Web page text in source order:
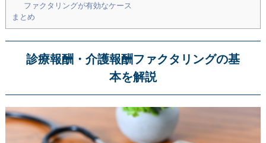
ファクタリングが有効なケース
まとめ
診療報酬・介護報酬ファクタリングの基
本を解説